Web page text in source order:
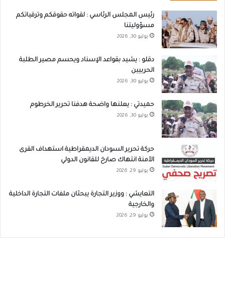
رئيس المجلس الرئاسي : لقواته حقوقكم وترقياتكم
مسؤوليتنا
يوليو 30, 2026
دقلو : يشيد بقواعد الإسناد ويحسم مصير الطلبة
الحربيين
يوليو 30, 2026
حميدتي : يعلنها واضحة هدفنا تحرير الخرطوم
يوليو 30, 2026
حركة تحرير السودان الديمقراطية استهداف القرى
الآمنة انتهاك صارخ للقانون الدولي
يوليو 29, 2026
التعايشي : ووزير التجارة يبحثان ملفات التجارة الداخلية
والخارجية
يوليو 29, 2026